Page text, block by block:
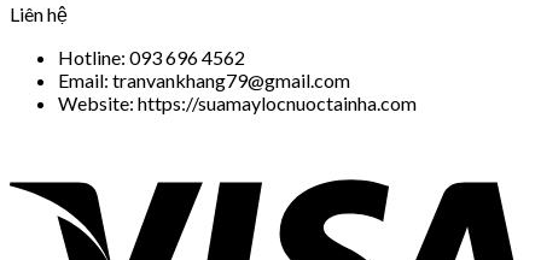
Liên hệ
Hotline: 093 696 4562
Email: tranvankhang79@gmail.com
Website: https://suamaylocnuoctainha.com